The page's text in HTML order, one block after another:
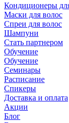
Кондиционеры
Маски для волос
Спреи для волос
Шампуни
Стать партнером
Обучение
Обучение
Семинары
Расписание
Спикеры
Доставка и оплата
Акции
Блог